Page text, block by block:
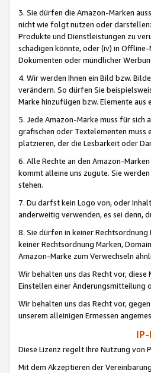
3. Sie dürfen die Amazon-Marken
nicht wie folgt nutzen oder
Produkte und Dienstleistungen zu
schädigen könnte, oder (iv) in Offline-
Dokumenten oder mündlicher
4. Wir werden Ihnen ein Bild bzw.
verändern. So dürfen Sie
Marke hinzufügen bzw. Elemente
5. Jede Amazon-Marke muss für sich
grafischen oder Textelementen muss
platzieren, der die Lesbarkeit oder
6. Alle Rechte an den Amazon-
kommt alleine uns zugute. Sie
stehen.
7. Du darfst kein Logo von, oder
anderweitig verwenden, es sei denn,
8. Sie dürfen in keiner
keiner Rechtsordnung Marken,
Amazon-Marke zum Verwechseln
Wir behalten uns das Recht vor,
Einstellen einer Änderungsmitteilung
Wir behalten uns das Recht vor,
unserem alleinigen Ermessen
Diese Lizenz regelt Ihre Nutzung von
Mit dem Akzeptieren der